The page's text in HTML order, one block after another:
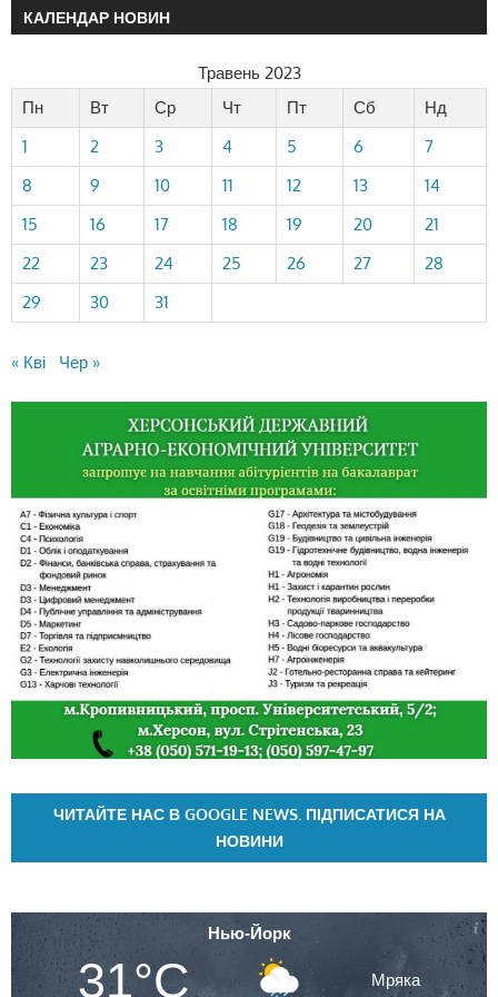
КАЛЕНДАР НОВИН
Травень 2023
Пн
Вт Ср Чт Пт Сб
Нд
1
2 3 4 5 6
7
8
9 10 11 12 13
14
15
16 17 18 19 20
21
22
23 24 25 26 27
28
29
30 31
« Кві Чер »
ЧИТАЙТЕ НАС В GOOGLE NEWS. ПІДПИСАТИСЯ НА
НОВИНИ
Нью-Йорк
31°C Мряка